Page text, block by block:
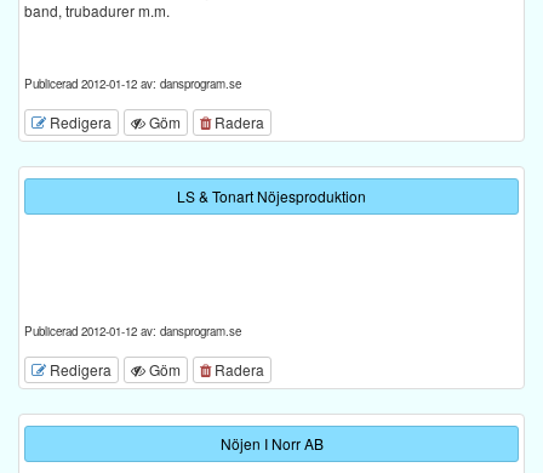
band, trubadurer m.m.
Publicerad 2012-01-12 av: dansprogram.se
Redigera Göm Radera
LS & Tonart Nöjesproduktion
Publicerad 2012-01-12 av: dansprogram.se
Redigera Göm Radera
Nöjen I Norr AB